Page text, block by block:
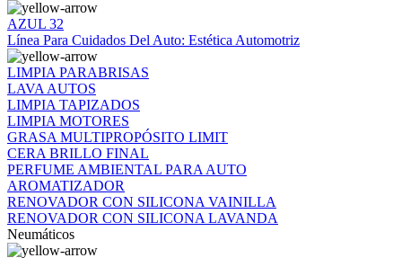
AZUL 32
Línea Para Cuidados Del Auto: Estética Automotriz
LIMPIA PARABRISAS
LAVA AUTOS
LIMPIA TAPIZADOS
LIMPIA MOTORES
GRASA MULTIPROPÓSITO LIMIT
CERA BRILLO FINAL
PERFUME AMBIENTAL PARA AUTO
AROMATIZADOR
RENOVADOR CON SILICONA VAINILLA
RENOVADOR CON SILICONA LAVANDA
Neumáticos